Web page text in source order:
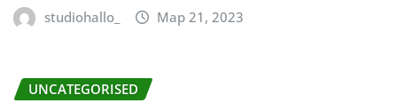
studiohallo_ Мар 21, 2023
UNCATEGORISED